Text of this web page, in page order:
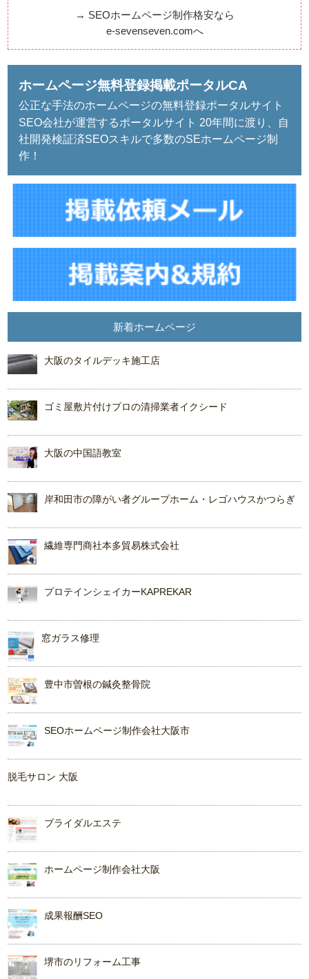
→ SEOホームページ制作格安なら
e-sevenseven.comへ
ホームページ無料登録掲載ポータルCA
公正な手法のホームページの無料登録ポータルサイト
SEO会社が運営するポータルサイト 20年間に渡り、自
社開発検証済SEOスキルで多数のSEホームページ制
作！
新着ホームページ
大阪のタイルデッキ施工店
ゴミ屋敷片付けプロの清掃業者イクシード
大阪の中国語教室
岸和田市の障がい者グループホーム・レゴハウスかつらぎ
繊維専門商社本多貿易株式会社
プロテインシェイカーKAPREKAR
窓ガラス修理
豊中市曽根の鍼灸整骨院
SEOホームページ制作会社大阪市
脱毛サロン 大阪
ブライダルエステ
ホームページ制作会社大阪
成果報酬SEO
堺市のリフォーム工事